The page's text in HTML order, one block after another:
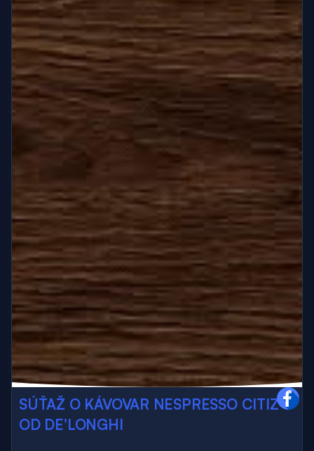
SÚŤAŽ O KÁVOVAR NESPRESSO CITIZ
OD DE'LONGHI